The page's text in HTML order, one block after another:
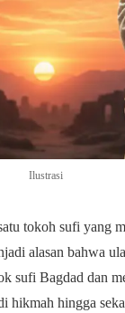
Ilustrasi
tokoh sufi yang
alasan bahwa
sufi Bagdad dan
hikmah hingga